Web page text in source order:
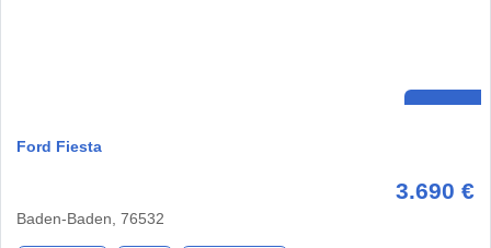
Ford Fiesta
3.690 €
Baden-Baden, 76532